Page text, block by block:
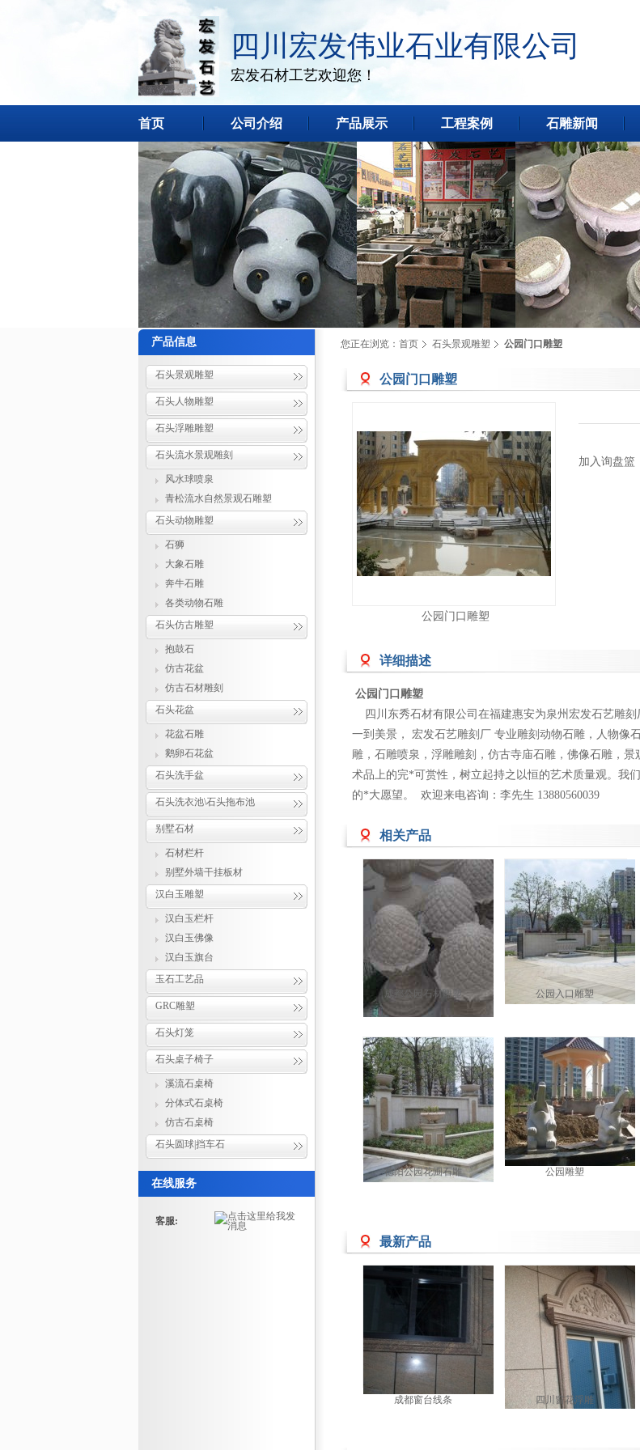
四川宏发伟业石业有限公司
宏发石材工艺欢迎您！
首页 公司介绍 产品展示 工程案例 石雕新闻
产品信息
石头景观雕塑
石头人物雕塑
石头浮雕雕塑
石头流水景观雕刻
风水球喷泉
青松流水自然景观石雕塑
石头动物雕塑
石狮
大象石雕
奔牛石雕
各类动物石雕
石头仿古雕塑
抱鼓石
仿古花盆
仿古石材雕刻
石头花盆
花盆石雕
鹅卵石花盆
石头洗手盆
石头洗衣池\石头拖布池
别墅石材
石材栏杆
别墅外墙干挂板材
汉白玉雕塑
汉白玉栏杆
汉白玉佛像
汉白玉旗台
玉石工艺品
GRC雕塑
石头灯笼
石头桌子椅子
溪流石桌椅
分体式石桌椅
仿古石桌椅
石头圆球|挡车石
在线服务
客服:
您正在浏览： 首页 石头景观雕塑 公园门口雕塑
公园门口雕塑
公园门口雕塑
加入询盘篮
详细描述
公园门口雕塑
四川东秀石材有限公司在福建惠安为泉州宏发石艺雕
一到美景， 宏发石艺雕刻厂 专业雕刻动物石雕，人物像
雕，石雕喷泉，浮雕雕刻，仿古寺庙石雕，佛像石雕，
术品上的完*可赏性，树立起持之以恒的艺术质量观。我
的*大愿望。 欢迎来电咨询：李先生 13880560039
相关产品
成都公园石材雕塑 公园入口雕塑
德阳公园花圃石雕 公园雕塑
最新产品
成都窗台线条 四川窗花浮雕